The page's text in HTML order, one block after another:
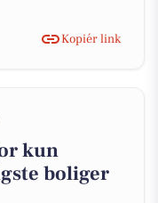
Kopiér link
kun
boliger